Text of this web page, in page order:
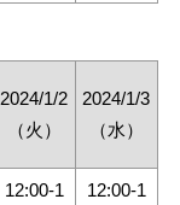
2024/1/2
（火）
2024/1/3
（水）
12:00-1
12:00-1